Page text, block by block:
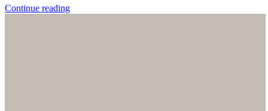
Continue reading